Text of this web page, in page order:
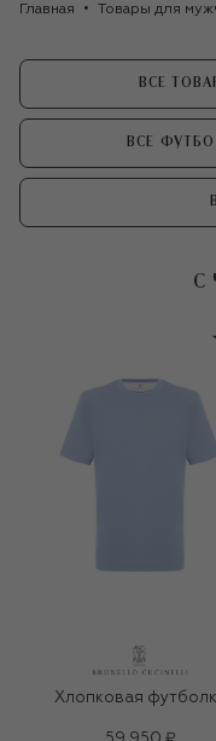
Главная Товары для
ВСЕ
ВСЕ
С
Хлопковая